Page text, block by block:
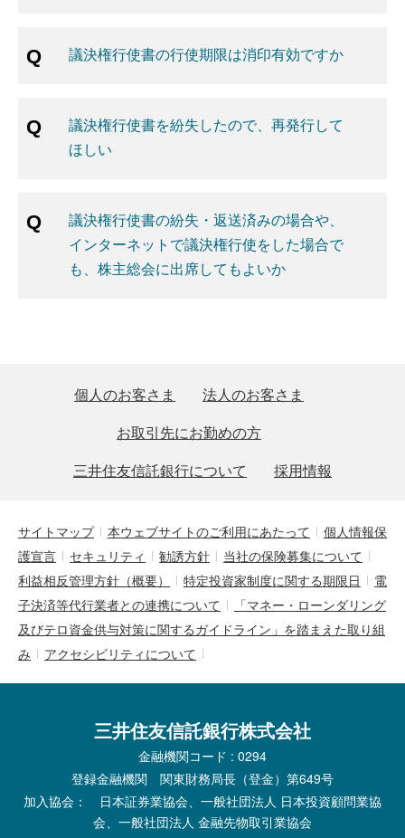
議決権行使書の行使期限は消印有効ですか
議決権行使書を紛失したので、再発行して
ほしい
議決権行使書の紛失・返送済みの場合や、
インターネットで議決権行使をした場合で
も、株主総会に出席してもよいか
個人のお客さま
法人のお客さま
お取引先にお勤めの方
三井住友信託銀行について
採用情報
サイトマップ 本ウェブサイトのご利用にあたって
個人情報保
護宣言
セキュリティ 勧誘方針
当社の保険募集について
利益相反管理方針（概要）
特定投資家制度に関する期限日
電
子決済等代行業者との連携について
「マネー・ローンダリング
及びテロ資金供与対策に関するガイドライン」を踏まえた取り組
み
アクセシビリティについて
三井住友信託銀行株式会社
金融機関コード : 0294
登録金融機関 関東財務局長（登金）第649号
加入協会： 日本証券業協会、一般社団法人 日本投資顧問業協
会、一般社団法人 金融先物取引業協会